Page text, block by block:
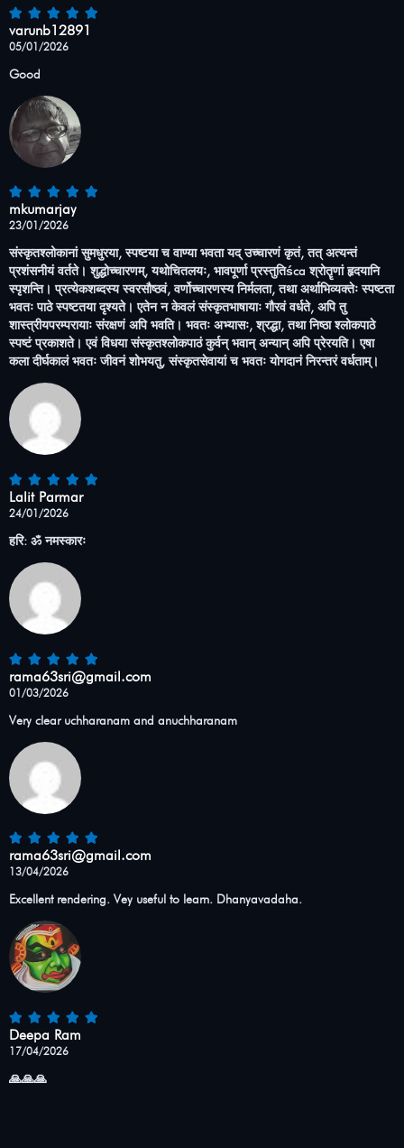
varunb12891
05/01/2026
Good
mkumarjay
23/01/2026
संस्कृतश्लोकानां सुमधुरया, स्पष्टया च वाण्या भवता यद् उच्चारणं कृतं, तत् अत्यन्तं
प्रशंसनीयं वर्तते। शुद्धोच्चारणम्, यथोचितलयः, भावपूर्णा प्रस्तुतिśca श्रोतॄणां हृदयानि
स्पृशन्ति। प्रत्येकशब्दस्य स्वरसौष्ठवं, वर्णोच्चारणस्य निर्मलता, तथा अर्थाभिव्यक्तेः स्पष्टता
भवतः पाठे स्पष्टतया दृश्यते। एतेन न केवलं संस्कृतभाषायाः गौरवं वर्धते, अपि तु
शास्त्रीयपरम्परायाः संरक्षणं अपि भवति। भवतः अभ्यासः, श्रद्धा, तथा निष्ठा श्लोकपाठे
स्पष्टं प्रकाशते। एवं विधया संस्कृतश्लोकपाठं कुर्वन् भवान् अन्यान् अपि प्रेरयति। एषा
कला दीर्घकालं भवतः जीवनं शोभयतु, संस्कृतसेवायां च भवतः योगदानं निरन्तरं वर्धताम्।
Lalit Parmar
24/01/2026
हरि: ॐ नमस्कारः
rama63sri@gmail.com
01/03/2026
Very clear uchharanam and anuchharanam
rama63sri@gmail.com
13/04/2026
Excellent rendering. Vey useful to learn. Dhanyavadaha.
Deepa Ram
17/04/2026
🙏🙏🙏